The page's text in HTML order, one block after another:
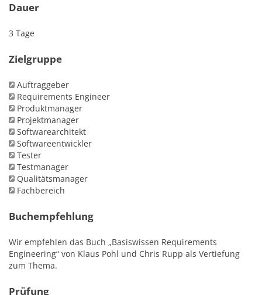
Dauer
3 Tage
Zielgruppe
Auftraggeber
Requirements Engineer
Produktmanager
Projektmanager
Softwarearchitekt
Softwareentwickler
Tester
Testmanager
Qualitätsmanager
Fachbereich
Buchempfehlung
Wir empfehlen das Buch „Basiswissen Requirements
Engineering“ von Klaus Pohl und Chris Rupp als Vertiefung
zum Thema.
Prüfung